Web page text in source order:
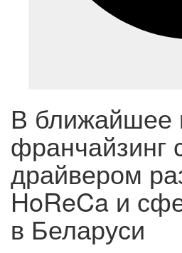
В ближайшее
франчайзинг
драйвером
HoReCa и
в Беларуси